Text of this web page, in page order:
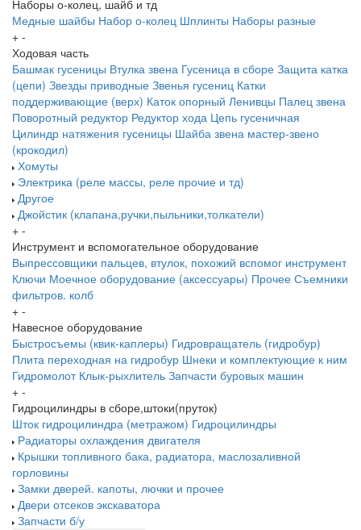
Наборы о-колец, шайб и тд
Медные шайбы Набор о-колец Шплинты Наборы разные
+ -
Ходовая часть
Башмак гусеницы Втулка звена Гусеница в сборе Защита катка
(цепи) Звезды приводные Звенья гусениц Катки
поддерживающие (верх) Каток опорный Ленивцы Палец звена
Поворотный редуктор Редуктор хода Цепь гусеничная
Цилиндр натяжения гусеницы Шайба звена мастер-звено
(крокодил)
Хомуты
Электрика (реле массы, реле прочие и тд)
Другое
Джойстик (клапана,ручки,пыльники,толкатели)
+ -
Инструмент и вспомогательное оборудование
Выпрессовщики пальцев, втулок, похожий вспомог инструмент
Ключи Моечное оборудование (аксессуары) Прочее Съемники
фильтров. колб
+ -
Навесное оборудование
Быстросъемы (квик-каплеры) Гидровращатель (гидробур)
Плита переходная на гидробур Шнеки и комплектующие к ним
Гидромолот Клык-рыхлитель Запчасти буровых машин
+ -
Гидроцилиндры в сборе,штоки(пруток)
Шток гидроцилиндра (метражом) Гидроцилиндры
Радиаторы охлаждения двигателя
Крышки топливного бака, радиатора, маслозаливной
горловины
Замки дверей. капоты, лючки и прочее
Двери отсеков экскаватора
Запчасти б/у